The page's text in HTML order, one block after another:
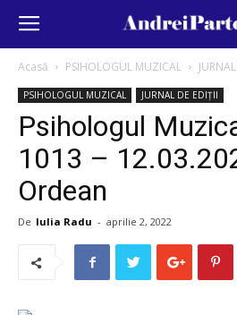
Acasă PSIHOLOGUL MUZICAL
PSIHOLOGUL MUZICAL JURNAL DE EDIȚII
Psihologul
1013 –
Ordean
De Iulia Radu - aprilie 2, 2022